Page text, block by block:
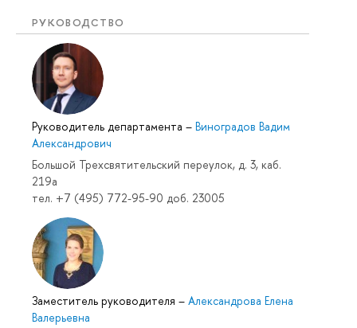
РУКОВОДСТВО
Руководитель департамента – Виноградов Вадим
Александрович
Большой Трехсвятительский переулок, д. 3, каб.
219a
тел. +7 (495) 772-95-90 доб. 23005
Заместитель руководителя – Александрова Елена
Валерьевна